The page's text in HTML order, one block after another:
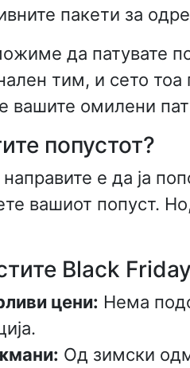
пакети за
да патувате
тим, и сето
вашите омилени
попустот?
е да ја
вашиот попуст.
Black
цени: Нема
Од зимски